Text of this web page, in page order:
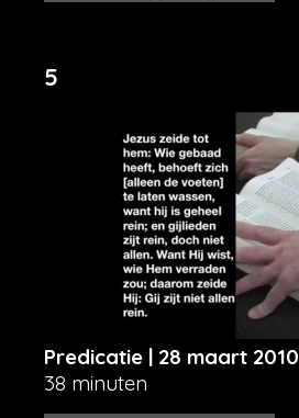
5
Predicatie | 28 maart 2010
38 minuten